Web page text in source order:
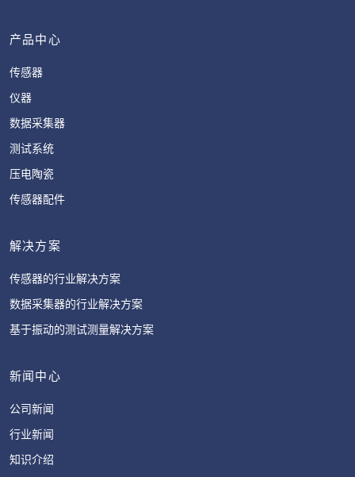
产品中心
传感器
仪器
数据采集器
测试系统
压电陶瓷
传感器配件
解决方案
传感器的行业解决方案
数据采集器的行业解决方案
基于振动的测试测量解决方案
新闻中心
公司新闻
行业新闻
知识介绍